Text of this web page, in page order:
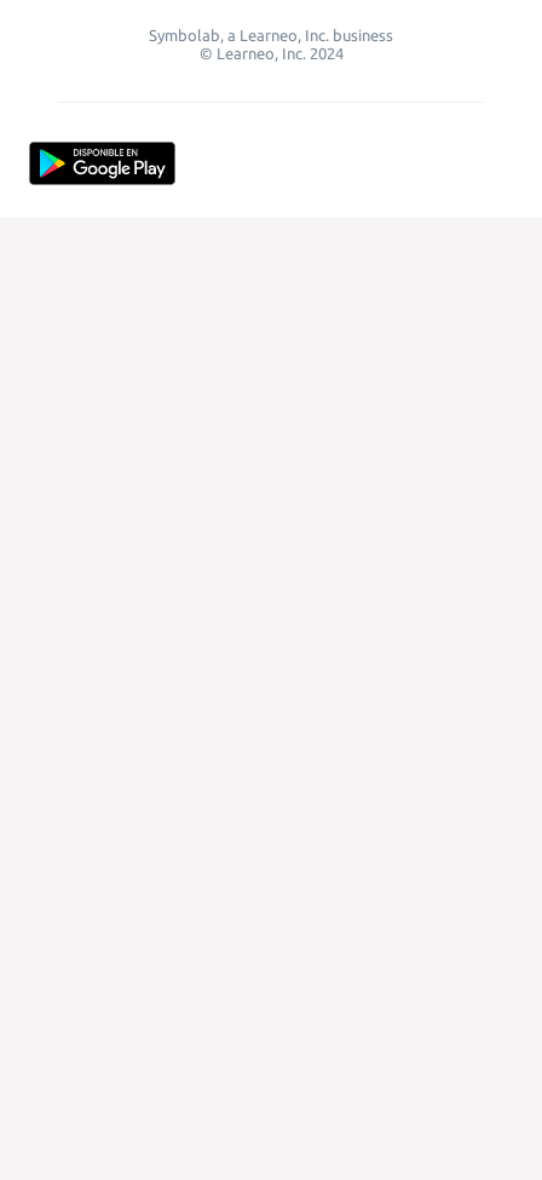
Symbolab, a Learneo, Inc. business
© Learneo, Inc. 2024